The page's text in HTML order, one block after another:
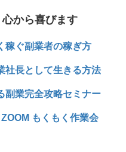
から喜びます
稼ぐ副業者の稼ぎ方
社長として生きる方法
副業完全攻略セミナー
ZOOM もくもく作業会